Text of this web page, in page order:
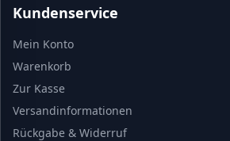
Kundenservice
Mein Konto
Warenkorb
Zur Kasse
Versandinformationen
Rückgabe & Widerruf